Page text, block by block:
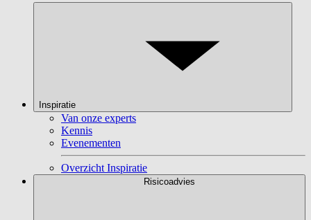
Inspiratie
Van onze experts
Kennis
Evenementen
Overzicht Inspiratie
Risicoadvies